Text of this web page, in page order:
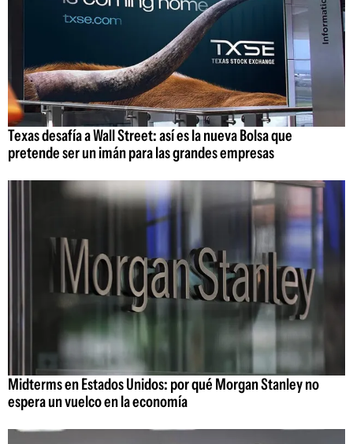
Texas desafía a Wall Street: así es la nueva Bolsa que
pretende ser un imán para las grandes empresas
Midterms en Estados Unidos: por qué Morgan Stanley no
espera un vuelco en la economía